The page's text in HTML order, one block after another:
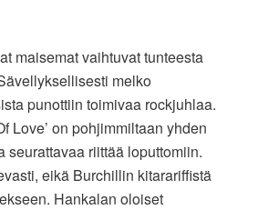
maisemat vaihtuvat tunteesta
melko
punottiin toimivaa rockjuhlaa.
Love’ on pohjimmiltaan yhden
seurattavaa riittää loputtomiin.
eikä Burchillin kitarariffistä
Hankalan oloiset